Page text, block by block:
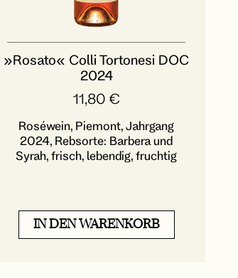
»Rosato« Colli Tortonesi DOC
2024
11,80 €
Roséwein, Piemont, Jahrgang
2024, Rebsorte: Barbera und
Syrah, frisch, lebendig, fruchtig
IN DEN WARENKORB